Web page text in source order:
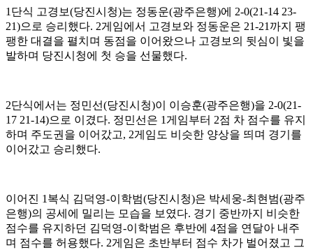
1단식 고경보(당진시청)는 정동운(광주은행)에 2-0(21-14 23-
21)으로 승리했다. 2게임에서 고경보와 정동운은 21-21까지 팽
팽한 대결을 펼치며 동점을 이어왔으나 고경보의 뒷심이 빛을
발하며 당진시청에 첫 승을 선물했다.
2단식에서는 정민선(당진시청)이 이승훈(광주은행)을 2-0(21-
17 21-14)으로 이겼다. 정민선은 1게임부터 2점 차 점수를 유지
하며 주도권을 이어갔고, 2게임도 비슷한 양상을 띄며 경기를
이어갔고 승리했다.
이어진 1복식 김덕영-이학범(당진시청)은 박세웅-최현범(광주
은행)의 공세에 밀리는 모습을 보였다. 경기 중반까지 비슷한
점수를 유지하던 김덕영-이학범은 후반에 4점을 연달아 내주
며 점수를 허용했다. 2게임은 초반부터 점수 차가 벌어졌고 그